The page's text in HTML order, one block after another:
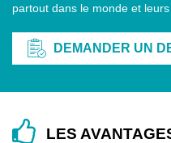
partout dans le monde et leurs
DEMANDER UN
LES